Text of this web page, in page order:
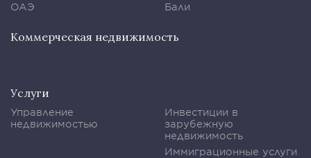
ОАЭ
Бали
Коммерческая недвижимость
Услуги
Управление
недвижимостью
Инвестиции в
зарубежную
недвижимость
Иммиграционные услуги